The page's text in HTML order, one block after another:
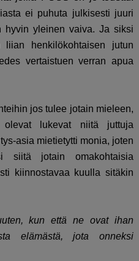
ei puhuta julkisesti juuri
hyvin yleinen vaiva. Ja siksi
henkilökohtaisen jutun
vertaistuen verran apua
jos tulee jotain mieleen,
olevat lukevat niitä juttuja
asia mietietytti monia, joten
siitä jotain omakohtaisia
kiinnostavaa kuulla sitäkin
kun että ne ovat ihan
elämästä, jota onneksi